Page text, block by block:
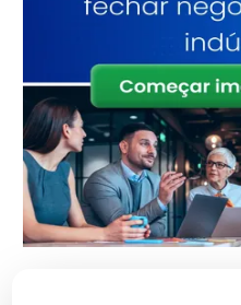
resistência à água
ASTM D3285. A
0427 com abas
permite montagem
automatizada em 3
uso de fita adesiva
fechamento rápido em
A conformidade